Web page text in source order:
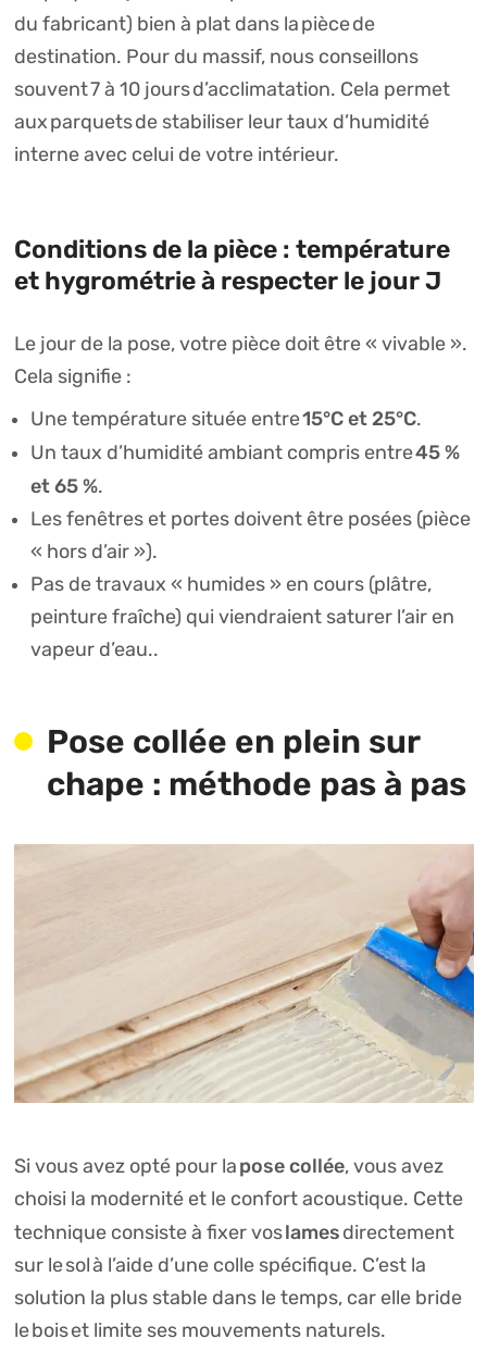
du fabricant) bien à plat dans lapiècede
destination. Pour du massif, nous conseillons
souvent7 à 10 joursd’acclimatation. Cela permet
auxparquetsde stabiliser leur taux d’humidité
interne avec celui de votre intérieur.
Conditions de la pièce : température
et hygrométrie à respecter le jour J
Le jour de la pose, votre pièce doit être « vivable ».
Cela signifie :
Une température située entre15°C et 25°C.
Un taux d’humidité ambiant compris entre45 %
et 65 %.
Les fenêtres et portes doivent être posées (pièce
« hors d’air »).
Pas de travaux « humides » en cours (plâtre,
peinture fraîche) qui viendraient saturer l’air en
vapeur d’eau..
Pose collée en plein sur
chape : méthode pas à pas
Si vous avez opté pour lapose collée, vous avez
choisi la modernité et le confort acoustique. Cette
technique consiste à fixer voslamesdirectement
sur lesolà l’aide d’une colle spécifique. C’est la
solution la plus stable dans le temps, car elle bride
leboiset limite ses mouvements naturels.